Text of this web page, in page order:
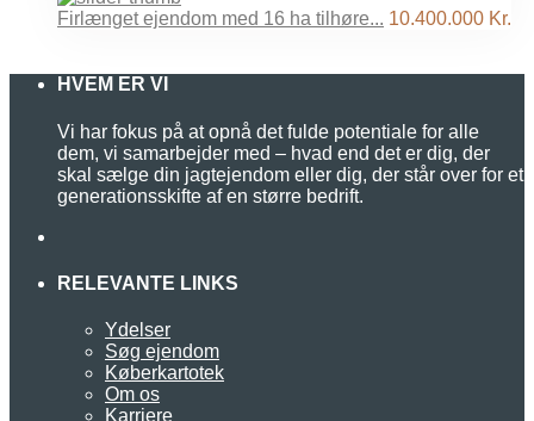
Firlænget ejendom med 16 ha tilhøre... 10.400.000 Kr.
HVEM ER VI
Vi har fokus på at opnå det fulde potentiale for alle
dem, vi samarbejder med – hvad end det er dig, der
skal sælge din jagtejendom eller dig, der står over for et
generationsskifte af en større bedrift.
RELEVANTE LINKS
Ydelser
Søg ejendom
Køberkartotek
Om os
Karriere